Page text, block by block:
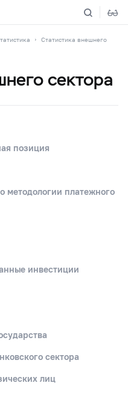
Статистика внешнего
сектора
позиция
методологии платежного
инвестиции
сектора
лиц